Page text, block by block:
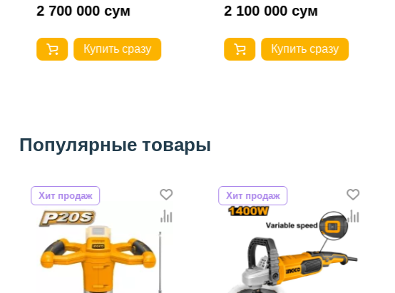
2 700 000 сум
Купить сразу
2 100 000 сум
Купить сразу
Популярные товары
Хит продаж Хит продаж